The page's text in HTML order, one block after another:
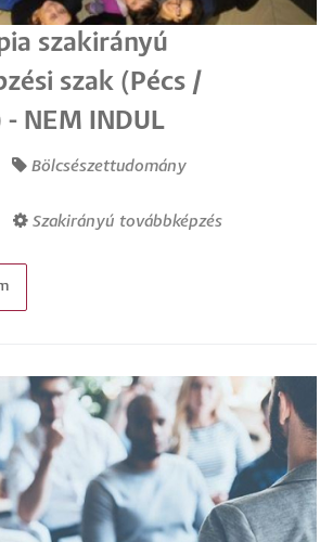
szakirányú
szak (Pécs /
- NEM INDUL
Bölcsészettudomány
Szakirányú továbbképzés